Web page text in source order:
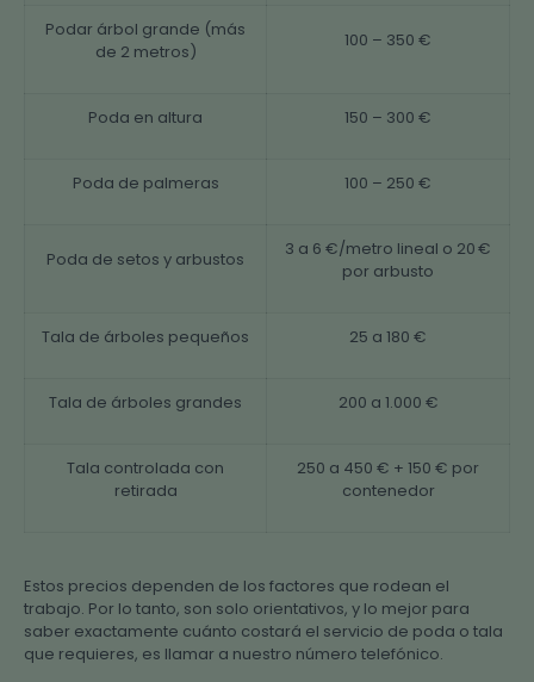
Podar árbol grande (más
de 2 metros)
100 – 350 €
Poda en altura 150 – 300 €
Poda de palmeras 100 – 250 €
Poda de setos y arbustos
3 a 6 €/metro lineal o 20 €
por arbusto
Tala de árboles pequeños 25 a 180 €
Tala de árboles grandes 200 a 1.000 €
Tala controlada con
retirada
250 a 450 € + 150 € por
contenedor
Estos precios dependen de los factores que rodean el
trabajo. Por lo tanto, son solo orientativos, y lo mejor para
saber exactamente cuánto costará el servicio de poda o tala
que requieres, es llamar a nuestro número telefónico.